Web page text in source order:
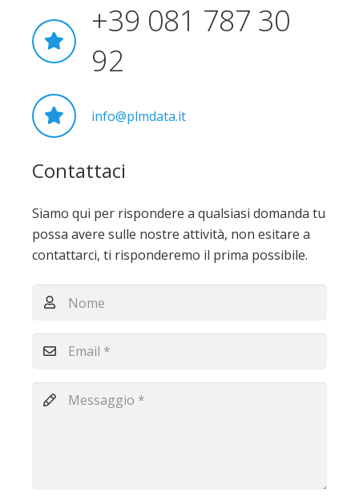
+39 081 787 30
92
info@plmdata.it
Contattaci
Siamo qui per rispondere a qualsiasi domanda tu
possa avere sulle nostre attività, non esitare a
contattarci, ti risponderemo il prima possibile.